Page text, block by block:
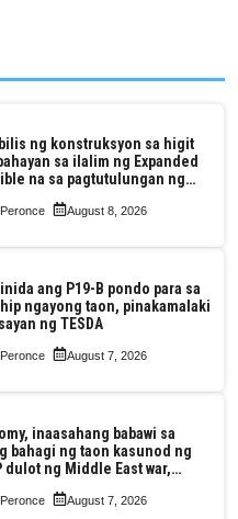
ng konstruksyon sa higit
sa ilalim ng Expanded
na sa pagtutulungan ng
P.A. Alvarez
August 8, 2026
ang P19-B pondo para sa
ngayong taon, pinakamalaki
ng TESDA
August 7, 2026
inaasahang babawi sa
bahagi ng taon kasunod ng
dulot ng Middle East war,
ng public construction
August 7, 2026